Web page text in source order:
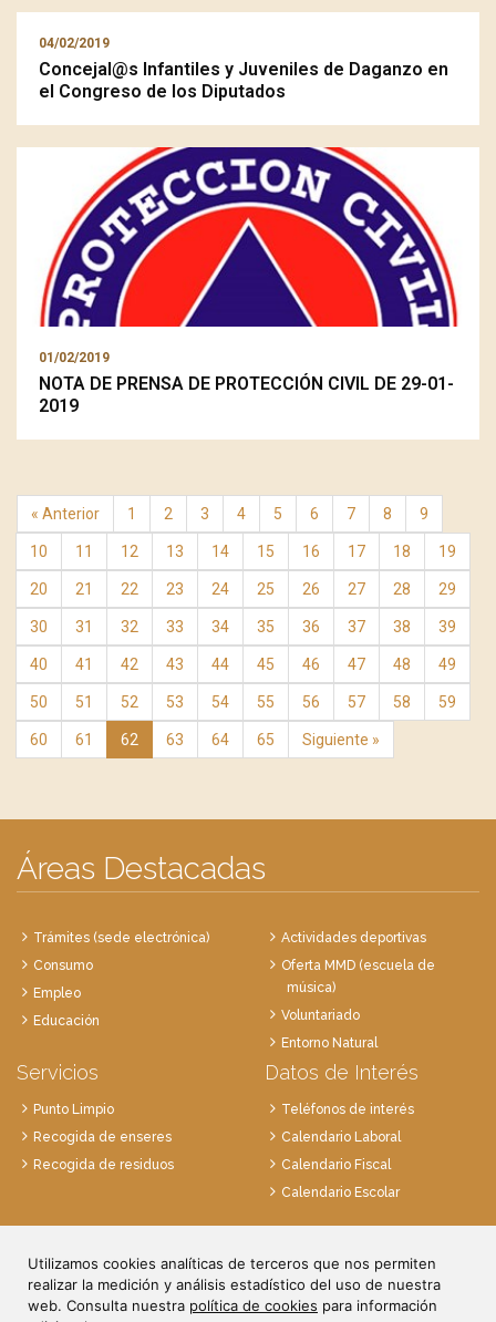
Utilizamos cookies analíticas de terceros que nos permiten
realizar la medición y análisis estadístico del uso de nuestra
web. Consulta nuestra política de cookies para información
04/02/2019
Concejal@s Infantiles y Juveniles de Daganzo en
el Congreso de los Diputados
01/02/2019
NOTA DE PRENSA DE PROTECCIÓN CIVIL DE 29-01-
2019
« Anterior 1 2 3 4 5 6 7 8 9
10 11 12 13 14 15 16 17 18 19
20 21 22 23 24 25 26 27 28 29
30 31 32 33 34 35 36 37 38 39
40 41 42 43 44 45 46 47 48 49
50 51 52 53 54 55 56 57 58 59
60 61 62 63 64 65 Siguiente »
Áreas Destacadas
Trámites (sede electrónica)
Consumo
Empleo
Educación
Actividades deportivas
Oferta MMD (escuela de
música)
Voluntariado
Entorno Natural
Servicios
Punto Limpio
Recogida de enseres
Recogida de residuos
Datos de Interés
Teléfonos de interés
Calendario Laboral
Calendario Fiscal
Calendario Escolar
28814 Daganzo, Madrid
Tlf. 91 884 52 59
Fax. 91 884 52 92